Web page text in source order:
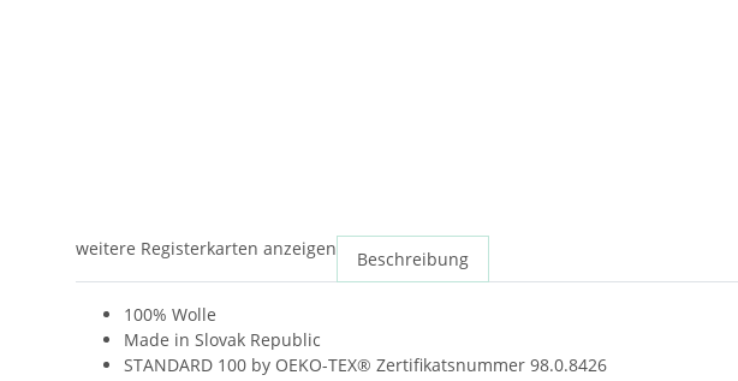
weitere Registerkarten anzeigen
Beschreibung
100% Wolle
Made in Slovak Republic
STANDARD 100 by OEKO-TEX® Zertifikatsnummer 98.0.8426